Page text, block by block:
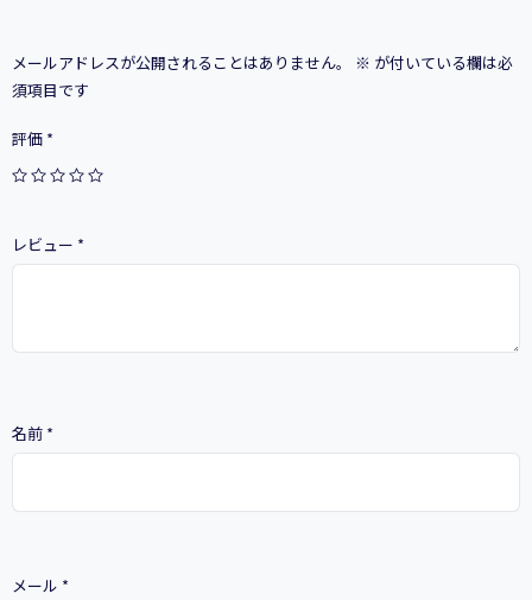
的
な
ロ
プ
活
用
説
メールアドレスが公開されることはありません。 ※ が付いている欄は必
須項目です
評価 *
レビュー *
名前 *
メール *